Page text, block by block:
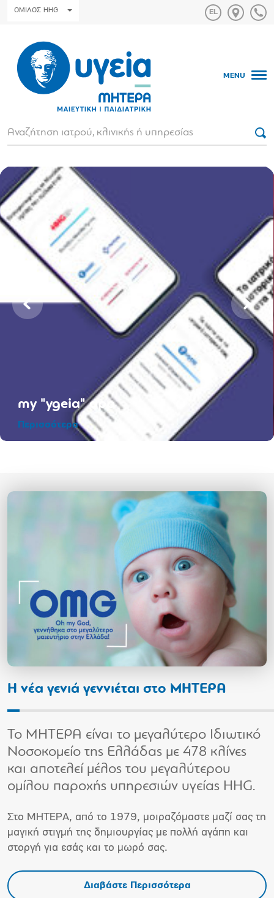
ΟΜΙΛΟΣ HHG
MENU
my "ygeia" app
Περισσότερα
Η νέα γενιά γεννιέται στο ΜΗΤΕΡΑ
To ΜΗΤΕΡΑ είναι το μεγαλύτερο Ιδιωτικό
Νοσοκομείο της Ελλάδας με 478 κλίνες
και αποτελεί μέλος του μεγαλύτερου
ομίλου παροχής υπηρεσιών υγείας HHG.
Στο ΜΗΤΕΡΑ, από το 1979, μοιραζόμαστε μαζί σας τη
μαγική στιγμή της δημιουργίας µε πολλή αγάπη και
στοργή για εσάς και το μωρό σας.
Διαβάστε Περισσότερα